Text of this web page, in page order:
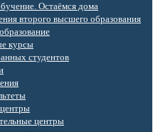
Остаёмся дома
второго высшего образования
курсы
студентов
центры